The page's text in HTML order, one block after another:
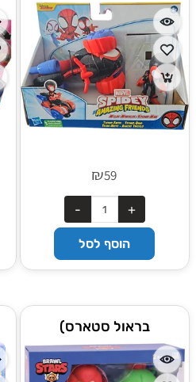
₪59
הוסף לסל
בראול סטארס)